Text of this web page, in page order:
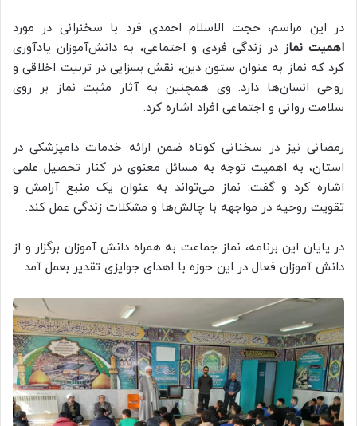
در این مراسم، حجت الاسلام احمدی فرد با سخنرانی در مورد
اهمیت نماز در زندگی فردی و اجتماعی، به دانش‌آموزان یادآوری
کرد که نماز به عنوان ستون دین، نقش بسزایی در تربیت اخلاقی و
روحی انسان‌ها دارد. وی همچنین به آثار مثبت نماز بر روی
سلامت روانی و اجتماعی افراد اشاره کرد.
رمضانی نیز در سخنانی کوتاه ضمن ارائه خدمات دامپزشکی در
استان، به اهمیت توجه به مسائل معنوی در کنار تحصیل علمی
اشاره کرد و گفت: نماز می‌تواند به عنوان یک منبع آرامش و
تقویت روحیه در مواجهه با چالش‌ها و مشکلات زندگی عمل کند.
در پایان این برنامه، نماز جماعت به همراه دانش آموزان برگزار و از
دانش آموزان فعال در این حوزه با اهدای جوایزی تقدیر بعمل آمد.